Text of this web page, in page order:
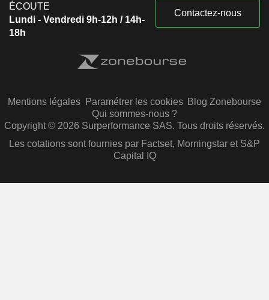
ÉCOUTE
Lundi - Vendredi 9h-12h / 14h-
18h
Contactez-nous
Mentions légales Paramétrer les cookies Blog Zonebourse
Qui sommes-nous ?
Copyright © 2026 Surperformance SAS. Tous droits réservés.
Les cotations sont fournies par Factset, Morningstar et S&P
Capital IQ